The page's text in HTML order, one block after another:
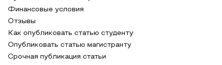
Финансовые условия
Отзывы
Как опубликовать статью студенту
Опубликовать статью магистранту
Срочная публикация статьи